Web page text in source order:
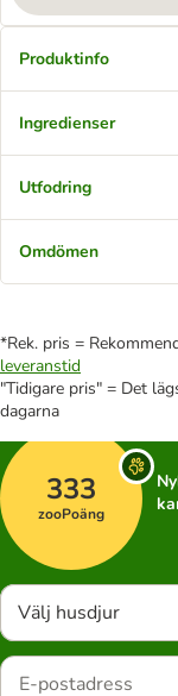
Produktinfo
Ingredienser
Utfodring
Omdömen
*Rek. pris =
leveranstid
"Tidigare pris" = Det
dagarna
333
zooPoäng
Välj husdjur